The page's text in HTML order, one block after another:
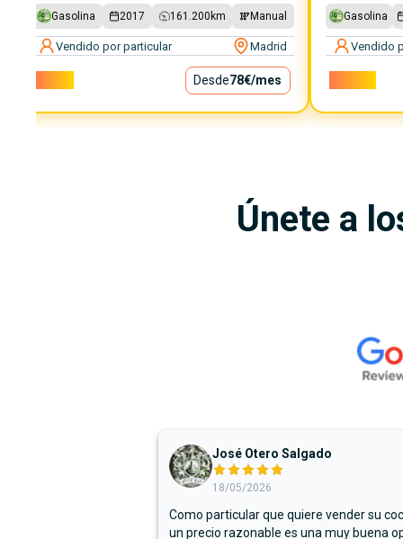
Gasolina 2017 161.200 km Manual
Vendido por particular Madrid
Desde78€/mes
Gasolina
Vendido
Únete a
José Otero Salgado
18/05/2026
Como particular que quiere vender su
un precio razonable es una muy buena